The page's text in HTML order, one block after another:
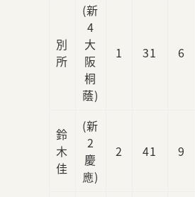
別
所
(新
4
大
阪
桐
蔭)
1 31 6
鈴
木
佳
(新
2
慶
應)
2 41 9